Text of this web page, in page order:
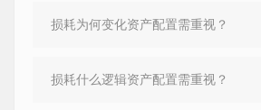
损耗为何变化资产配置需重视？
损耗什么逻辑资产配置需重视？